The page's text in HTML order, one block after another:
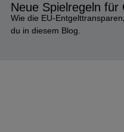
Neue Spielregeln für
Wie die EU-
du in diesem Blog.